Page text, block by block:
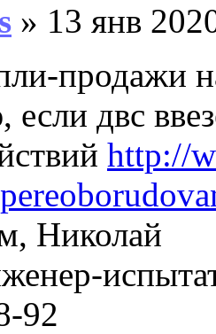
» 13 янв
продажи
если двс
http://
Николай
92